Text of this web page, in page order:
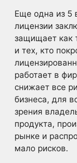
Еще одна из 5
лицензии
защищает как
и тех, кто
работает в
снижает все
бизнеса, для
зрения
продукта,
рынке и
мало рисков.